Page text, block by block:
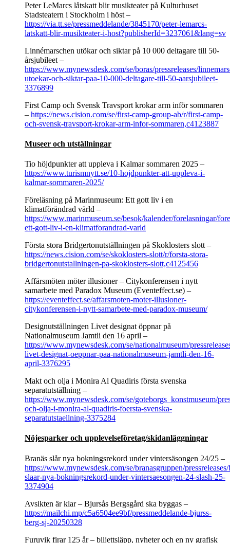
Peter LeMarcs låtskatt blir musikteater på Kulturhuset
Stadsteatern i Stockholm i höst –
https://via.tt.se/pressmeddelande/3845170/peter-lemarcs-
latskatt-blir-musikteater-i-host?publisherId=3237061&lang=sv
Linnémarschen utökar och siktar på 10 000 deltagare till 50-
årsjubileet –
https://www.mynewsdesk.com/se/boras/pressreleases/
utoekar-och-siktar-paa-10-000-deltagare-till-50-aarsjubileet-
3376899
First Camp och Svensk Travsport krokar arm inför sommaren
– https://news.cision.com/se/first-camp-group-ab/r/first-camp-
och-svensk-travsport-krokar-arm-infor-sommaren,c4123887
Museer och utställningar
Tio höjdpunkter att uppleva i Kalmar sommaren 2025 –
https://www.turismnytt.se/10-hojdpunkter-att-uppleva-i-
kalmar-sommaren-2025/
Föreläsning på Marinmuseum: Ett gott liv i en
klimatförändrad värld –
https://www.marinmuseum.se/besok/kalender/forelasningar/
ett-gott-liv-i-en-klimatforandrad-varld
Första stora Bridgertonutställningen på Skoklosters slott –
https://news.cision.com/se/skoklosters-slott/r/forsta-stora-
bridgertonutstallningen-pa-skoklosters-slott,c4125456
Affärsmöten möter illusioner – Citykonferensen i nytt
samarbete med Paradox Museum (Eventeffect.se) –
https://eventeffect.se/affarsmoten-moter-illusioner-
citykonferensen-i-nytt-samarbete-med-paradox-museum/
Designutställningen Livet designat öppnar på
Nationalmuseum Jamtli den 16 april –
https://www.mynewsdesk.com/se/nationalmuseum/
livet-designat-oeppnar-paa-nationalmuseum-jamtli-den-16-
april-3376295
Makt och olja i Monira Al Quadiris första svenska
separatutställning –
https://www.mynewsdesk.com/se/goteborgs_konstmuseum/
och-olja-i-monira-al-quadiris-foersta-svenska-
separatutstaellning-3375284
Nöjesparker och upplevelseföretag/skidanläggningar
Branäs slår nya bokningsrekord under vintersäsongen 24/25 –
https://www.mynewsdesk.com/se/branasgruppen/pressreleases/
slaar-nya-bokningsrekord-under-vintersaesongen-24-slash-25-
3374904
Avsikten är klar​ – Bjursås Bergsgård ska byggas –
https://mailchi.mp/c5a6504ee9bf/pressmeddelande-bjurss-
berg-sj-20250328
Furuvik firar 125 år – biljettsläpp, nyheter och en ny grafisk